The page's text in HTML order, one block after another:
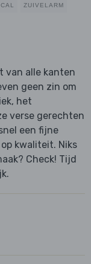
ZUIVELARM
van alle kanten
geen zin om
het
verse gerechten
een fijne
kwaliteit. Niks
Check! Tijd